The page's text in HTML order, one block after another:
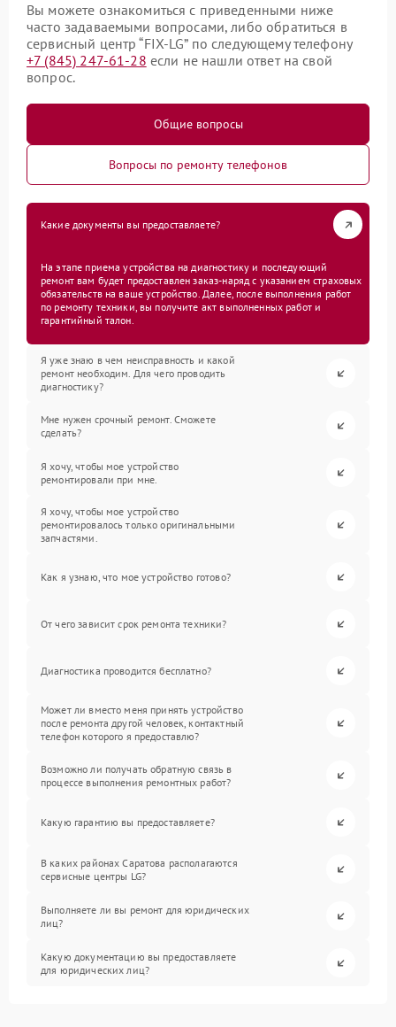
Вы можете ознакомиться с приведенными ниже
часто задаваемыми вопросами, либо обратиться в
сервисный центр “FIX-LG” по следующему телефону
+7 (845) 247-61-28 если не нашли ответ на свой
вопрос.
Общие вопросы
Вопросы по ремонту телефонов
Какие документы вы предоставляете?
На этапе приема устройства на диагностику и последующий
ремонт вам будет предоставлен заказ-наряд с указанием страховых
обязательств на ваше устройство. Далее, после выполнения работ
по ремонту техники, вы получите акт выполненных работ и
гарантийный талон.
Я уже знаю в чем неисправность и какой
ремонт необходим. Для чего проводить
диагностику?
Мне нужен срочный ремонт. Сможете
сделать?
Я хочу, чтобы мое устройство
ремонтировали при мне.
Я хочу, чтобы мое устройство
ремонтировалось только оригинальными
запчастями.
Как я узнаю, что мое устройство готово?
От чего зависит срок ремонта техники?
Диагностика проводится бесплатно?
Может ли вместо меня принять устройство
после ремонта другой человек, контактный
телефон которого я предоставлю?
Возможно ли получать обратную связь в
процессе выполнения ремонтных работ?
Какую гарантию вы предоставляете?
В каких районах Саратова располагаются
сервисные центры LG?
Выполняете ли вы ремонт для юридических
лиц?
Какую документацию вы предоставляете
для юридических лиц?